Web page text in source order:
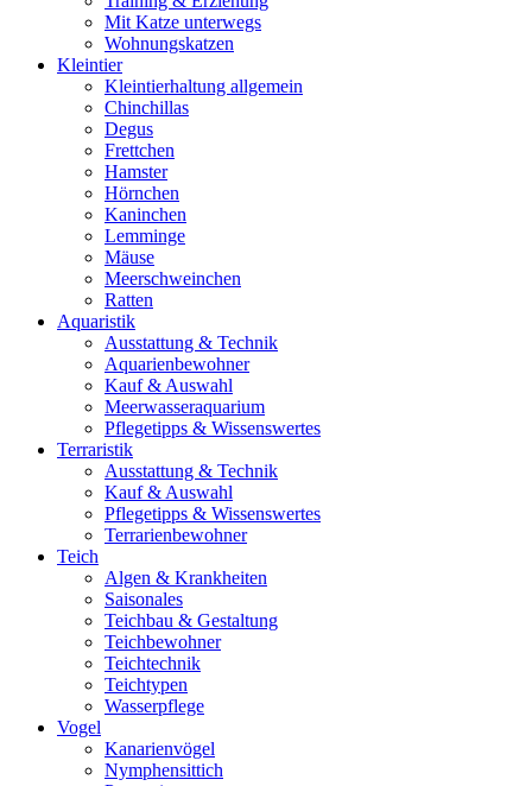
Mit Katze unterwegs
Wohnungskatzen
Kleintier
Kleintierhaltung allgemein
Chinchillas
Degus
Frettchen
Hamster
Hörnchen
Kaninchen
Lemminge
Mäuse
Meerschweinchen
Ratten
Aquaristik
Ausstattung & Technik
Aquarienbewohner
Kauf & Auswahl
Meerwasseraquarium
Pflegetipps & Wissenswertes
Terraristik
Ausstattung & Technik
Kauf & Auswahl
Pflegetipps & Wissenswertes
Terrarienbewohner
Teich
Algen & Krankheiten
Saisonales
Teichbau & Gestaltung
Teichbewohner
Teichtechnik
Teichtypen
Wasserpflege
Vogel
Kanarienvögel
Nymphensittich